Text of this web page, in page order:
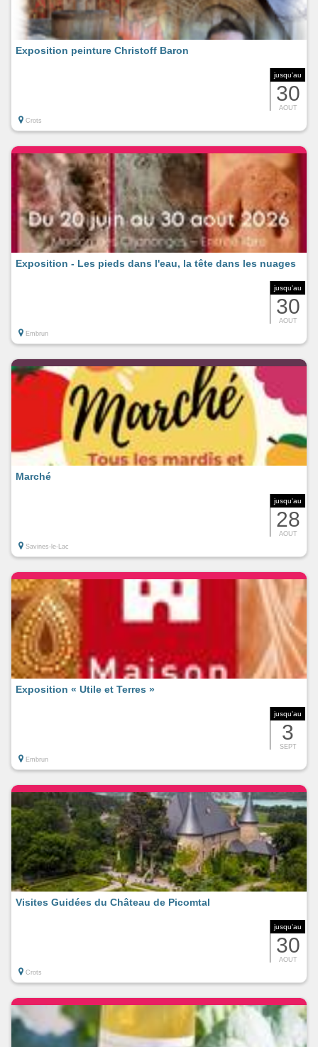
jusqu'au
30
AOUT
Exposition peinture Christoff Baron
Crots
jusqu'au
30
AOUT
Exposition - Les pieds dans l'eau, la tête dans les nuages
Embrun
jusqu'au
28
AOUT
Marché
Savines-le-Lac
jusqu'au
3
SEPT
Exposition « Utile et Terres »
Embrun
jusqu'au
30
AOUT
Visites Guidées du Château de Picomtal
Crots